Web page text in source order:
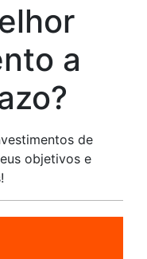
a
de
objetivos e